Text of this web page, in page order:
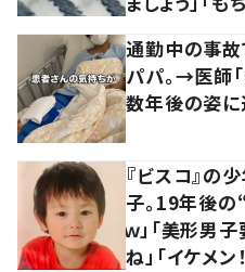
通勤中の事
パパ。→医師
数年後の姿に
『ビスコ』の
子。19年後
ｗ」「美形男
ね」「イケメン